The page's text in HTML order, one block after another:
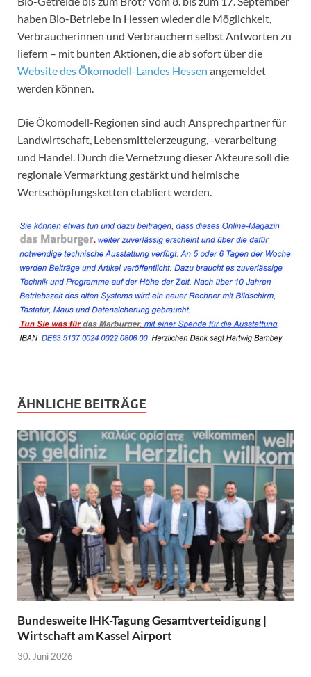
haben Bio-Betriebe in Hessen wieder die Möglichkeit,
Verbraucherinnen und Verbrauchern selbst Antworten zu
liefern – mit bunten Aktionen, die ab sofort über die
Website des Ökomodell-Landes Hessen angemeldet
werden können.
Die Ökomodell-Regionen sind auch Ansprechpartner für
Landwirtschaft, Lebensmittelerzeugung, -verarbeitung
und Handel. Durch die Vernetzung dieser Akteure soll die
regionale Vermarktung gestärkt und heimische
Wertschöpfungsketten etabliert werden.
ÄHNLICHE BEITRÄGE
Bundesweite IHK-Tagung Gesamtverteidigung |
Wirtschaft am Kassel Airport
30. Juni 2026